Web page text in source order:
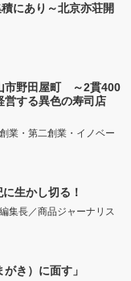
にあり～北京亦荘開
野田屋町 ～2貫400
営する異色の寿司店
業・第二創業・イノベー
生かし切る！
集長／商品ジャーナリス
き）に面す」